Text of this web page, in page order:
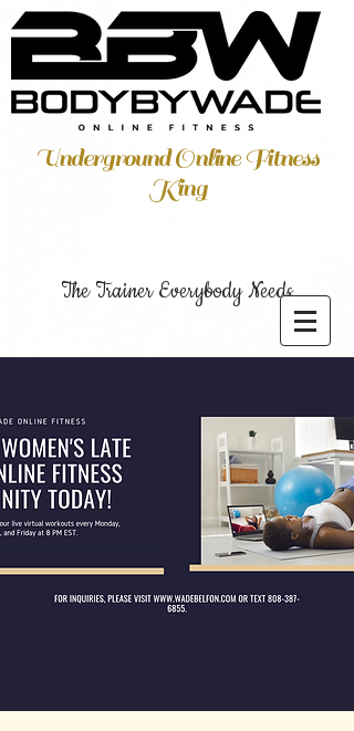
Underground Online Fitness
King
The Trainer Everybody Needs